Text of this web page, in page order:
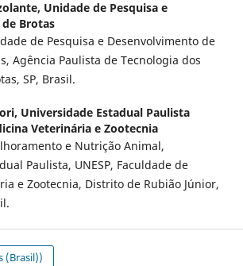
Unidade de Pesquisa e
Brotas
de Pesquisa e Desenvolvimento de
Agência Paulista de Tecnologia dos
SP, Brasil.
Universidade Estadual Paulista
Veterinária e Zootecnia
e Nutrição Animal,
Paulista, UNESP, Faculdade de
e Zootecnia, Distrito de Rubião Júnior,
(Brasil))